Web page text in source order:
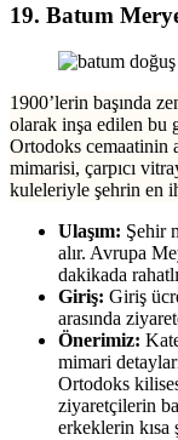
19. Batum
1900’lerin başında
olarak inşa edilen bu
Ortodoks cemaatinin
mimarisi, çarpıcı
kuleleriyle şehrin en
Ulaşım: Şehir
alır. Avrupa
dakikada
Giriş: Giriş
arasında
Önerimiz:
mimari
Ortodoks
ziyaretçilerin
erkeklerin kısa